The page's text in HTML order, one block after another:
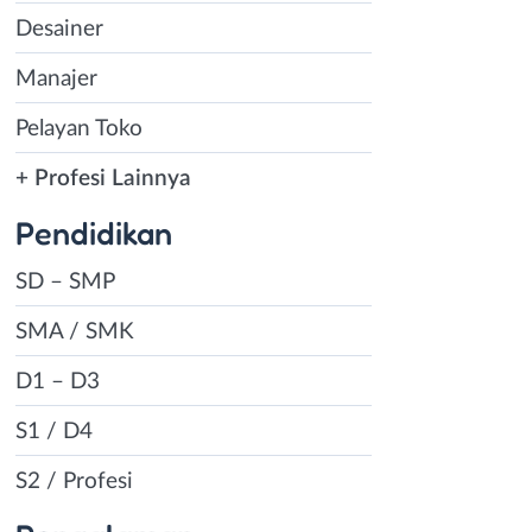
Desainer
Manajer
Pelayan Toko
+ Profesi Lainnya
Pendidikan
SD – SMP
SMA / SMK
D1 – D3
S1 / D4
S2 / Profesi